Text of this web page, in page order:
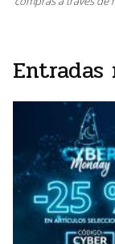
Entradas